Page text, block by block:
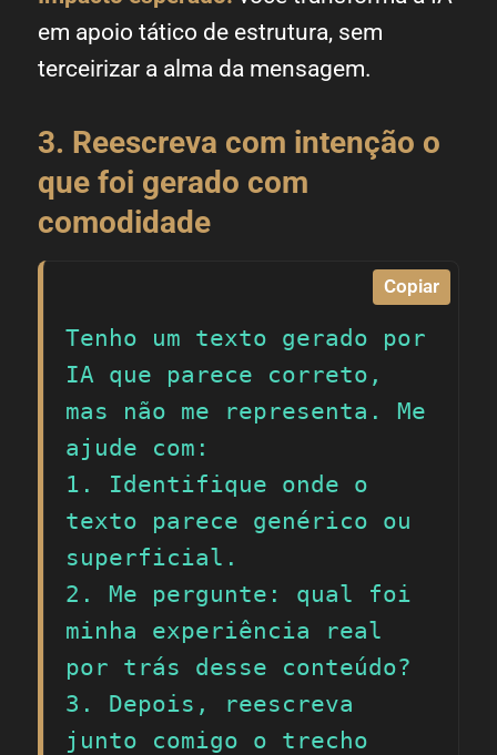
em apoio tático de estrutura, sem
terceirizar a alma da mensagem.
3. Reescreva com intenção o
que foi gerado com
comodidade
Copiar
Tenho um texto gerado por
IA que parece correto,
mas não me representa. Me
ajude com:
1. Identifique onde o
texto parece genérico ou
superficial.
2. Me pergunte: qual foi
minha experiência real
por trás desse conteúdo?
3. Depois, reescreva
junto comigo o trecho